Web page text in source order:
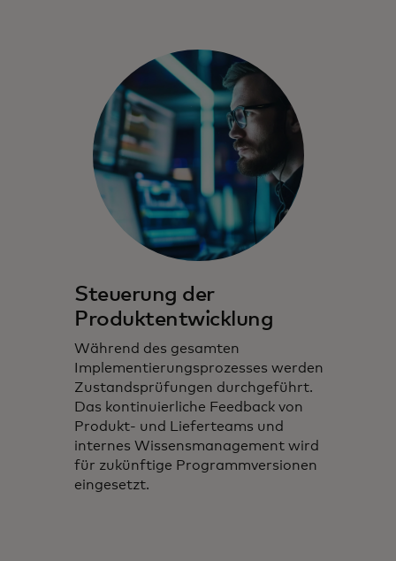
Steuerung der
Produktentwicklung
Während des gesamten
Implementierungsprozesses werden
Zustandsprüfungen durchgeführt.
Das kontinuierliche Feedback von
Produkt- und Lieferteams und
internes Wissensmanagement wird
für zukünftige Programmversionen
eingesetzt.